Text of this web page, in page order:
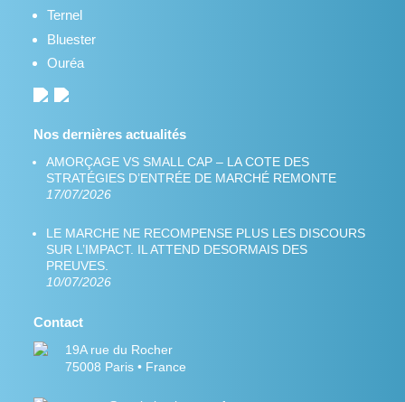
Ternel
Bluester
Ouréa
Nos dernières actualités
AMORÇAGE VS SMALL CAP – LA COTE DES
STRATÉGIES D’ENTRÉE DE MARCHÉ REMONTE
17/07/2026
LE MARCHE NE RECOMPENSE PLUS LES DISCOURS
SUR L’IMPACT. IL ATTEND DESORMAIS DES
PREUVES.
10/07/2026
Contact
19A rue du Rocher
75008 Paris • France